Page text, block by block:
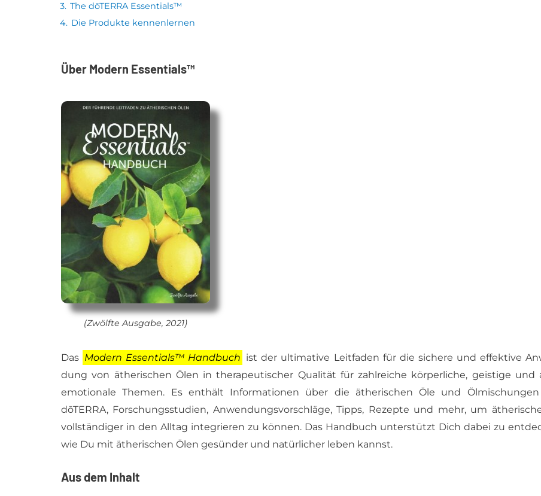
3. The dōTERRA Es­sen­ti­als™
4. Die Pro­duk­te ken­nen­ler­nen
Über Modern Essentials™
(Zwölf­te Aus­ga­be, 2021)
Das Mo­dern Es­sen­ti­als™ Hand­buch ist der ul­ti­ma­ti­ve Leit­fa­den für die si­che­re und ef­fek­ti­ve
dung von äthe­ri­schen Ölen in the­ra­peu­ti­scher Qua­li­tät für zahl­rei­che kör­per­li­che, geis­ti­ge und
emo­tio­na­le The­men. Es ent­hält In­for­ma­tio­nen über die äthe­ri­schen Öle und
dōTERRA, For­schungs­stu­di­en, An­wen­dungs­vor­schlä­ge, Tipps, Re­zep­te und mehr, um
voll­stän­di­ger in den All­tag in­te­grie­ren zu kön­nen. Das Hand­buch un­ter­stützt Dich da­bei zu
wie Du mit äthe­ri­schen Ölen ge­sün­der und na­tür­li­cher le­ben kannst.
Aus dem Inhalt